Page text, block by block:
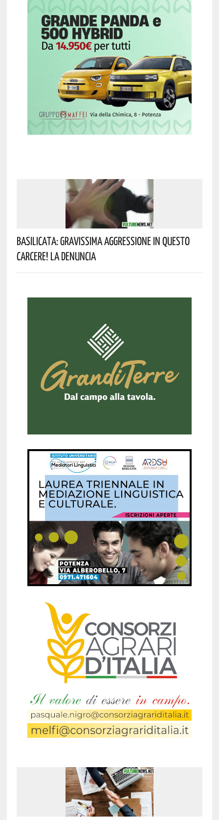
Basilicata: Gravissima Aggressione In Questo
Carcere! La Denuncia